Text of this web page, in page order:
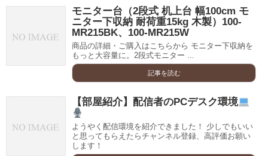
モニター台（2段式 机上台 幅100cm モ
ニター下収納 耐荷重15kg 木製）100-
MR215BK、100-MR215W
商品の詳細・ご購入はこちらから モニター下収納を
もっと大容量に。2段式モニター ...
記事を読む
【部屋紹介】配信者のPCデスク環境
ようやく配信環境を紹介できました！ 少しでもいい
と思ってもらえたらチャンネル登録、高評価お願い
します！